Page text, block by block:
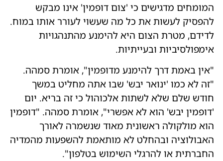
המומחים מדגישים כי 'צום דופמין' אינו מבקש
להפסיק לעשות את כל מה שעשוי לעורר אותו במוח.
לדידם, מטרת הצום היא להימנע מהתנהגויות
אימפולסיביות ובעייתיות.
"אין באמת דרך להימנע מדופמין", אומרת סמהה.
"זה לא כמו 'ינואר יבש' שבו אתה מחליט במשך
חודש שלם שלא לשתות אלכוהול כי זה בריא. יום
'דופמין יבש' הוא לא אפשרי", אומרת סמהה. "דופמין
הוא מולקולה ראשונית מאוד שנשמרה לאורך
האבולוציה ובהחלט לא מותאמת להשפעות מהמדיה
החברתית או להרגלי השימוש בטלפון".